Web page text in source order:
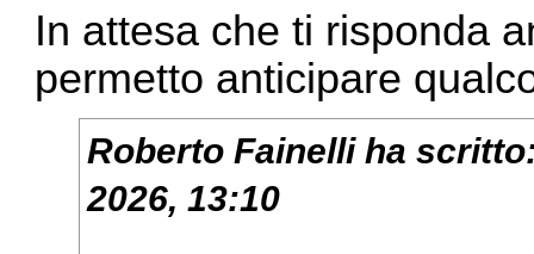
In attesa che ti risponda
permetto anticipare
Roberto Fainelliha
2026, 13:10